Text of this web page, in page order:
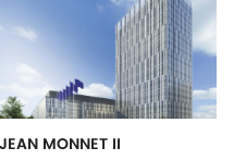
JEAN MONNET II